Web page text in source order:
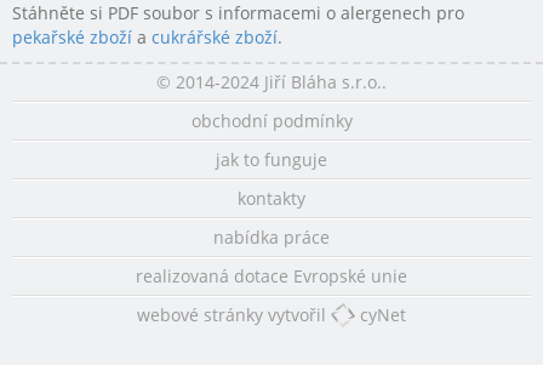
Stáhněte si PDF soubor s informacemi o alergenech pro
pekařské zboží a cukrářské zboží.
© 2014-2024 Jiří Bláha s.r.o..
obchodní podmínky
jak to funguje
kontakty
nabídka práce
realizovaná dotace Evropské unie
webové stránky vytvořil
cyNet